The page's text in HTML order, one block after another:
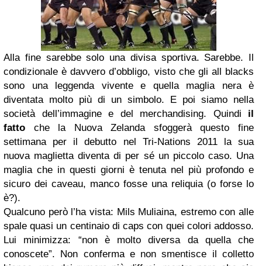
Alla fine sarebbe solo una divisa sportiva. Sarebbe. Il
condizionale è davvero d’obbligo, visto che gli all blacks
sono una leggenda vivente e quella maglia nera è
diventata molto più di un simbolo. E poi siamo nella
società dell’immagine e del merchandising. Quindi il
fatto che la Nuova Zelanda sfoggerà questo fine
settimana per il debutto nel Tri-Nations 2011 la sua
nuova maglietta diventa di per sé un piccolo caso. Una
maglia che in questi giorni è tenuta nel più profondo e
sicuro dei caveau, manco fosse una reliquia (o forse lo
è?).
Qualcuno però l’ha vista: Mils Muliaina, estremo con alle
spale quasi un centinaio di caps con quei colori addosso.
Lui minimizza: “non è molto diversa da quella che
conoscete”. Non conferma e non smentisce il colletto